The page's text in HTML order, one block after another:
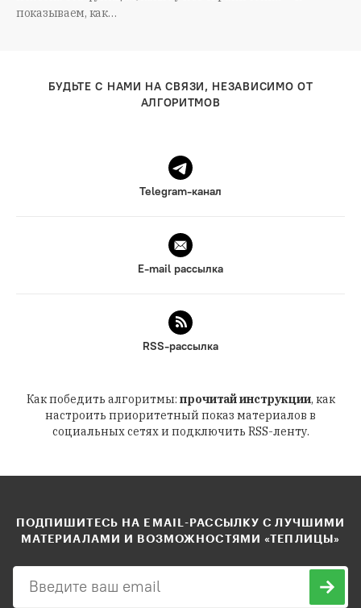
показываем, как…
БУДЬТЕ С НАМИ НА СВЯЗИ, НЕЗАВИСИМО ОТ
АЛГОРИТМОВ
Telegram-канал
E-mail рассылка
RSS-рассылка
Как победить алгоритмы: прочитай инструкции, как
настроить приоритетный показ материалов в
социальных сетях и подключить RSS-ленту.
ПОДПИШИТЕСЬ НА EMAIL-РАССЫЛКУ С ЛУЧШИМИ
МАТЕРИАЛАМИ И ВОЗМОЖНОСТЯМИ «ТЕПЛИЦЫ»